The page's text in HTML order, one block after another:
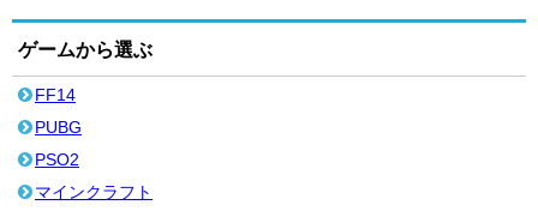
ゲームから選ぶ
FF14
PUBG
PSO2
マインクラフト